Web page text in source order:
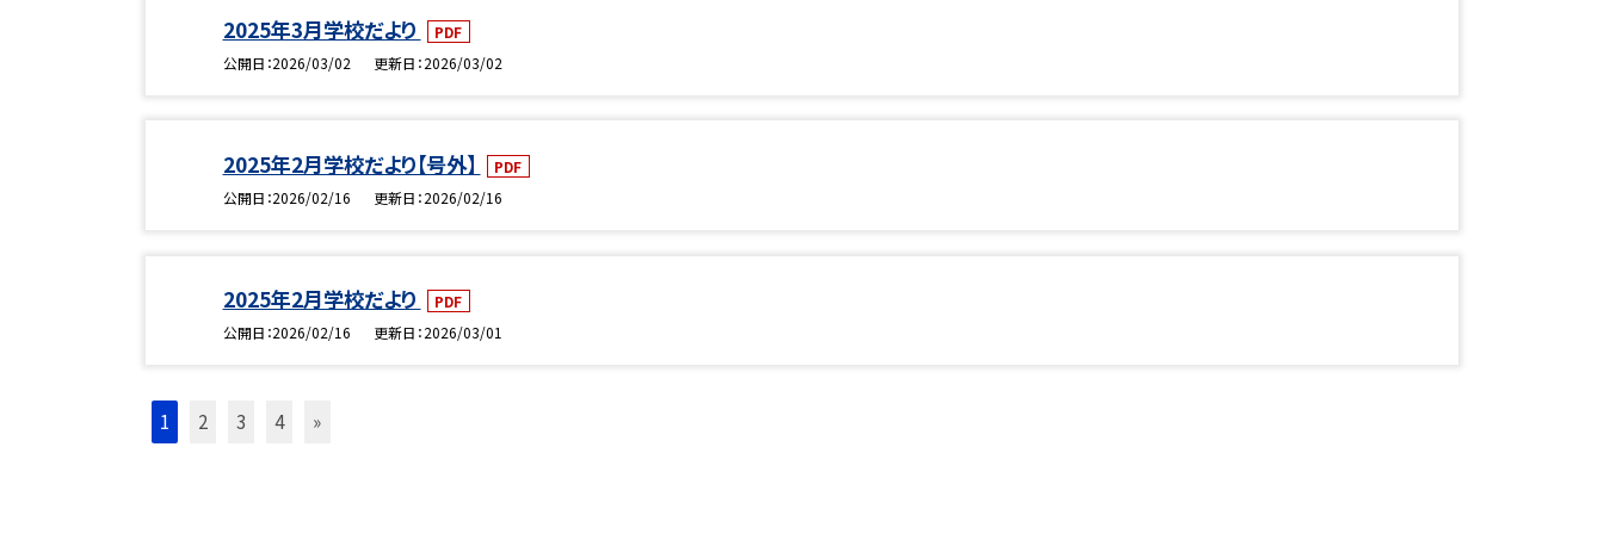
2025年3月学校だより
PDF
公開日 2026/03/02 更新日 2026/03/02
2025年2月学校だより【号外】
PDF
公開日 2026/02/16 更新日 2026/02/16
2025年2月学校だより
PDF
公開日 2026/02/16 更新日 2026/03/01
1 2 3 4 »